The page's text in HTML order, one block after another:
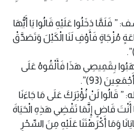
فَلَمَّا دَخَلُوا عَلَيْهِ قَالُوا يَا أَيُّهَا
مُزْجَاةٍ فَأَوْفِ لَنَا الْكَيْلَ وَتَصَدَّقْ
بِقَمِيصِي هَذَا فَأَلْقُوهُ عَلَى
(93)”.
لَنْ نُؤْثِرَكَ عَلَى مَا جَاءَنَا
قَاضٍ إِنَّمَا تَقْضِي هَذِهِ الْحَيَاةَ
خَطَايَانَا وَمَا أَكْرَهْتَنَا عَلَيْهِ مِنَ السِّحْرِ